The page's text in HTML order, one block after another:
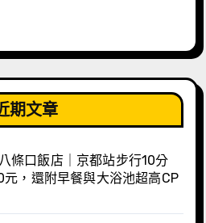
期文章
條口飯店｜京都站步行10分
，還附早餐與大浴池超高CP